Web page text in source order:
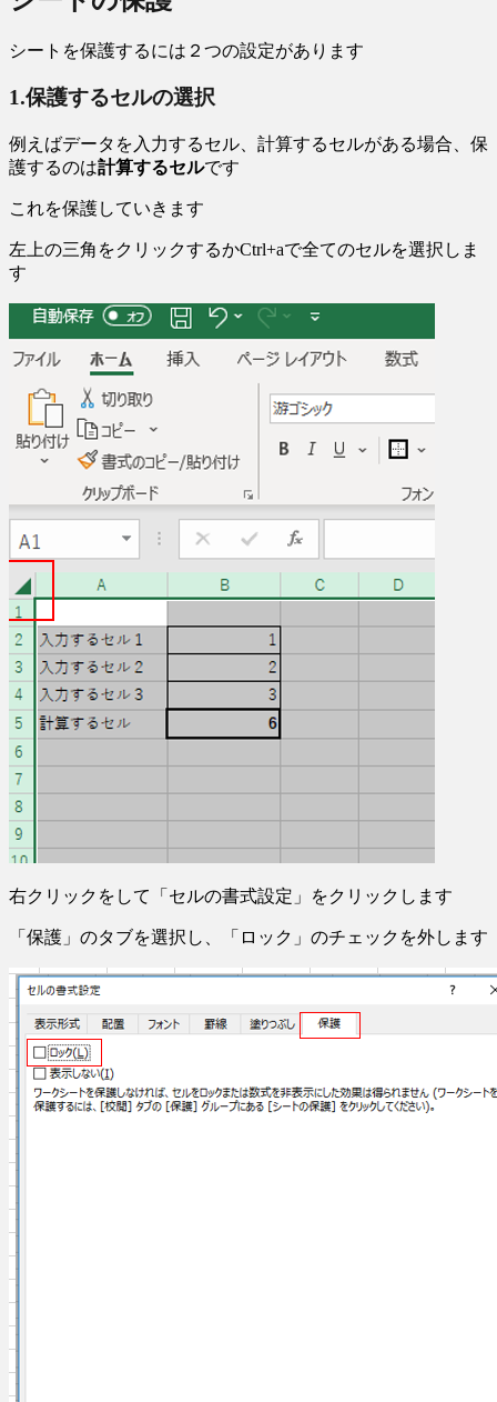
シートを保護するには２つの設定があります
1.保護するセルの選択
例えばデータを入力するセル、計算するセルがある場合、保
護するのは計算するセルです
これを保護していきます
左上の三角をクリックするかCtrl+aで全てのセルを選択しま
す
右クリックをして「セルの書式設定」をクリックします
「保護」のタブを選択し、「ロック」のチェックを外します